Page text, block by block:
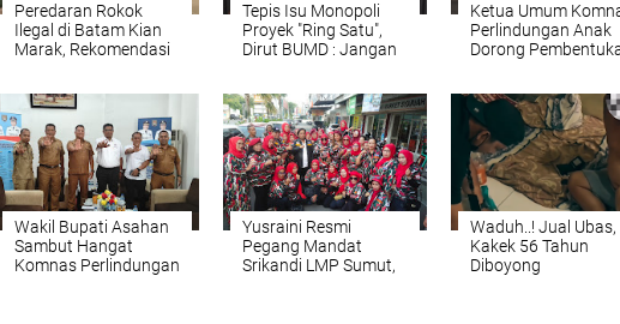
Peredaran Rokok
Ilegal di Batam Kian
Marak, Rekomendasi
Kembali Disorot
Tepis Isu Monopoli
Proyek "Ring Satu",
Dirut BUMD : Jangan
Ketua Umum
Perlindungan Anak
Dorong
Audiensi dengan
Polres
Pematangsiantar
Wakil Bupati Asahan
Sambut Hangat
Komnas Perlindungan
Yusraini Resmi
Pegang Mandat
Srikandi LMP Sumut,
Waduh..! Jual Ubas,
Kakek 56 Tahun
Diboyong